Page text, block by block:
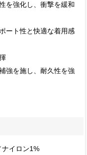
を強化し、衝撃を緩和
ート性と快適な着用感
強を施し、耐久性を強
ナイロン1%